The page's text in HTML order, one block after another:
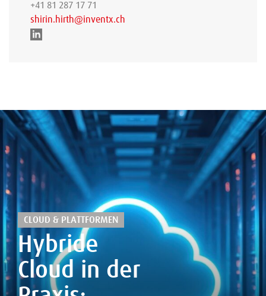
+41 81 287 17 71
shirin.hirth@inventx.ch
CLOUD & PLATTFORMEN
Hybride
Cloud in der